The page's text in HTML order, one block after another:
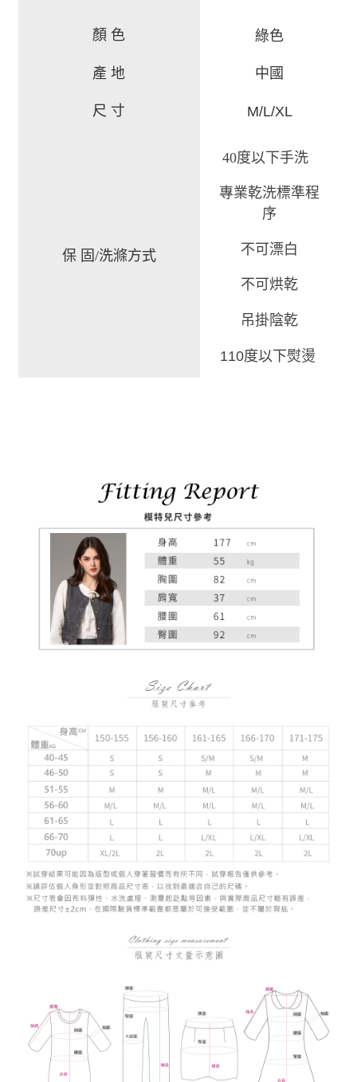
顏 色 綠色
產 地 中國
尺 寸 M/L/XL
保 固/洗滌方式
40度以下手洗
專業乾洗標準程
序
不可漂白
不可烘乾
吊掛陰乾
110度以下熨燙